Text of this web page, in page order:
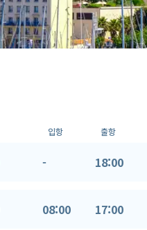
입항 출항
- 18:00
08:00 17:00